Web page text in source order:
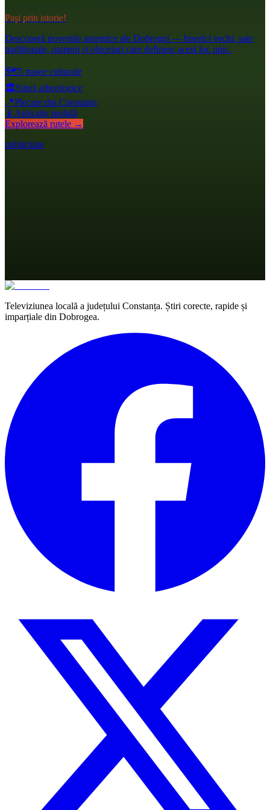
Pași prin istorie!
Descoperă poveștile autentice ale Dobrogei — biserici vechi, sate
tradiționale, oameni și obiceiuri care definesc acest loc unic.
🗺️5 trasee culturale
🏛️Situri arheologice
📍Plecare din Constanța
📱 Aplicație mobilă
Explorează rutele →
publicitate
Televiziunea locală a județului Constanța. Știri corecte, rapide și
imparțiale din Dobrogea.